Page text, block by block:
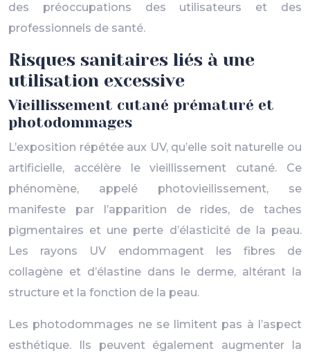
des préoccupations des utilisateurs et des
professionnels de santé.
Risques sanitaires liés à une
utilisation excessive
Vieillissement cutané prématuré et
photodommages
L’exposition répétée aux UV, qu’elle soit naturelle ou
artificielle, accélère le vieillissement cutané. Ce
phénomène, appelé photovieilissement, se
manifeste par l’apparition de rides, de taches
pigmentaires et une perte d’élasticité de la peau.
Les rayons UV endommagent les fibres de
collagène et d’élastine dans le derme, altérant la
structure et la fonction de la peau.
Les photodommages ne se limitent pas à l’aspect
esthétique. Ils peuvent également augmenter la